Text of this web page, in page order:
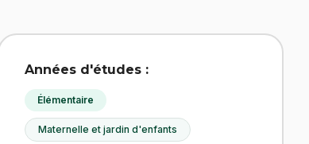
Années d'études :
Élémentaire
Maternelle et jardin d'enfants